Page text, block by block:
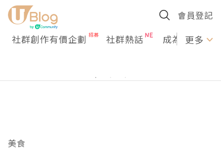
會員登記
社群創作有價企劃 社群熱話 成為U更多
美食